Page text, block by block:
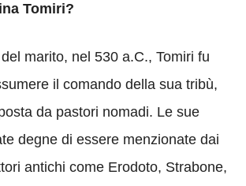
Tomiri?
marito, nel 530 a.C., Tomiri fu
il comando della sua tribù,
da pastori nomadi. Le sue
degne di essere menzionate dai
antichi come Erodoto, Strabone,